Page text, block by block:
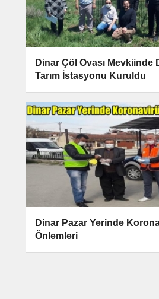
Dinar Çöl Ovası Mevkiinde
Tarım İstasyonu Kuruldu
Dinar Pazar Yerinde
Önlemleri